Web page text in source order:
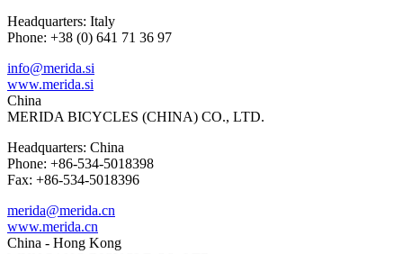
Headquarters: Italy
Phone: +38 (0) 641 71 36 97
info@merida.si
www.merida.si
China
MERIDA BICYCLES (CHINA) CO., LTD.
Headquarters: China
Phone: +86-534-5018398
Fax: +86-534-5018396
merida@merida.cn
www.merida.cn
China - Hong Kong